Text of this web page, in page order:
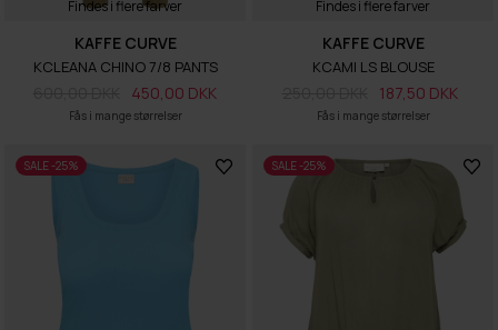
Findes i flere farver
Fås i mange størrelser
KAFFE CURVE
KCLEANA CHINO 7/8 PANTS
450,00 DKK
Findes i flere farver
Fås i mange størrelser
KAFFE CURVE
KCAMI LS BLOUSE
187,50 DKK
SALE -25% SALE -25%